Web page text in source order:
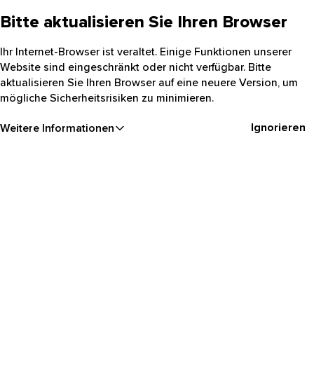
Bitte aktualisieren Sie Ihren Browser
Ihr Internet-Browser ist veraltet. Einige Funktionen unserer
Website sind eingeschränkt oder nicht verfügbar. Bitte
aktualisieren Sie Ihren Browser auf eine neuere Version, um
mögliche Sicherheitsrisiken zu minimieren.
Weitere Informationen Ignorieren